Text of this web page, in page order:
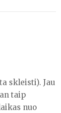
skleisti). Jau
taip
nuo